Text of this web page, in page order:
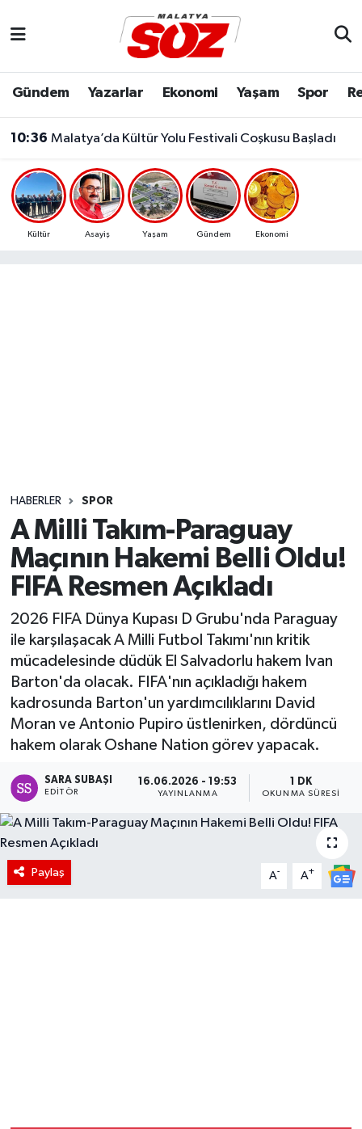
Gündem Yazarlar Ekonomi Yaşam Spor
10:36 Malatya’da Kültür Yolu Festivali Coşkusu Başladı
Kültür Asayiş Yaşam Gündem Ekonomi
HABERLER SPOR
A Milli Takım-Paraguay
Maçının Hakemi Belli Oldu!
FIFA Resmen Açıkladı
2026 FIFA Dünya Kupası D Grubu'nda Paraguay
ile karşılaşacak A Milli Futbol Takımı'nın kritik
mücadelesinde düdük El Salvadorlu hakem Ivan
Barton'da olacak. FIFA'nın açıkladığı hakem
kadrosunda Barton'un yardımcılıklarını David
Moran ve Antonio Pupiro üstlenirken, dördüncü
hakem olarak Oshane Nation görev yapacak.
SARA SUBAŞI
EDITÖR
16.06.2026 - 19:53
YAYINLANMA
1 DK
OKUNMA SÜRESI
Paylaş A- A+
Dünya
Eğitim
Ekonomi
Yaşam
Malatya Nöbetçi Eczaneler
Malatya Namaz Vakitleri
Malatya Trafik Yoğunluk Haritası
Süper Lig Puan Durumu ve Fikstür